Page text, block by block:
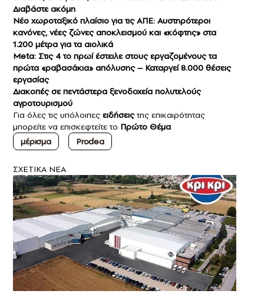
Διαβάστε ακόμη
Νέο χωροταξικό πλαίσιο για τις ΑΠΕ: Αυστηρότεροι
κανόνες, νέες ζώνες αποκλεισμού και «κόφτης» στα
1.200 μέτρα για τα αιολικά
Meta: Στις 4 το πρωί έστειλε στους εργαζομένους τα
πρώτα «ραβασάκια» απόλυσης – Καταργεί 8.000 θέσεις
εργασίας
Διακοπές σε πεντάστερα ξενοδοχεία πολυτελούς
αγροτουρισμού
Για όλες τις υπόλοιπες ειδήσειςτης επικαιρότητας
μπορείτε να επισκεφτείτε το Πρώτο Θέμα
μέρισμα
Prodea
ΣXETIKA NEA